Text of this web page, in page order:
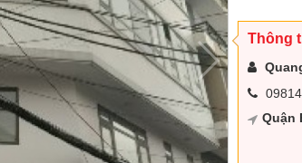
Thông
Quận